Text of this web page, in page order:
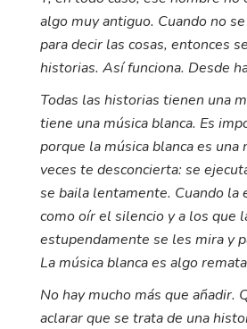
algo muy antiguo. Cuando no
para decir las cosas, entonces
historias. Así funciona. Desde
Todas las historias tienen una
tiene una música blanca. Es
porque la música blanca es una
veces te desconcierta: se
se baila lentamente. Cuando la
como oír el silencio y a los que
estupendamente se les mira y
La música blanca es algo
No hay mucho más que añadir.
aclarar que se trata de una